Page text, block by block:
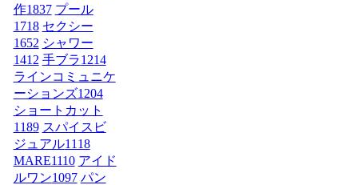
作1837 プール
1718 セクシー
1652 シャワー
1412 手ブラ1214
ラインコミュニケ
ーションズ1204
ショートカット
1189 スパイスビ
ジュアル1118
MARE1110 アイド
ルワン1097 パン